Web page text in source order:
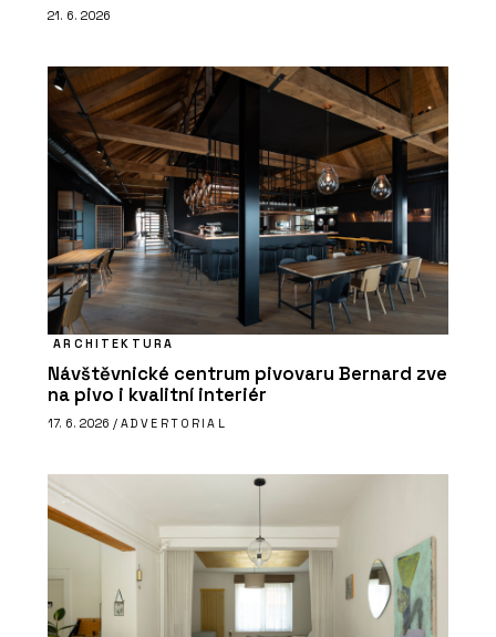
21. 6. 2026
ARCHITEKTURA
Návštěvnické centrum pivovaru Bernard zve
na pivo i kvalitní interiér
17. 6. 2026 / ADVERTORIAL